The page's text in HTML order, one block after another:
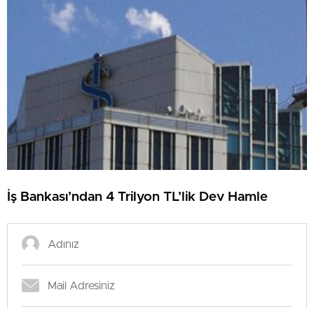
İş Bankası’ndan 4 Trilyon TL’lik Dev Hamle